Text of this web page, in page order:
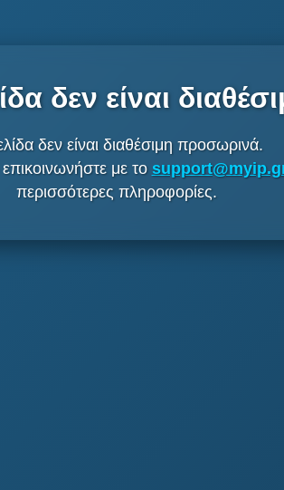
δεν είναι
δεν είναι διαθέσιμη προσωρινά.
με το
περισσότερες πληροφορίες.